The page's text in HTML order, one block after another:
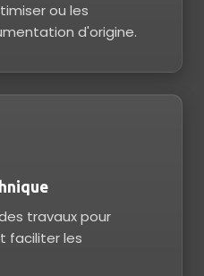
ou les
d'origine.
travaux pour
faciliter les